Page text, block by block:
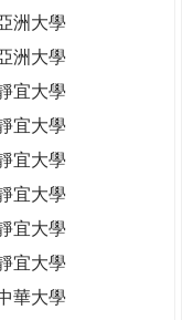
洲大學
洲大學
宜大學
宜大學
宜大學
宜大學
宜大學
宜大學
華大學